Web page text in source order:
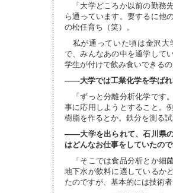
「大学どころか以前の勤務
ら通っています。要するに他
の松任育ち（笑）。
私が通っていた頃は金沢大
で、みんなあの中を通学して
学生が付けで飲み食いできる
――大学では工業化学を学ばれ
「ずっと分離分析化学です
事に応用しようとすること。
樹脂を作るとか。鉄分を測る
――大学を出られて、石川県
はどんなお仕事をしていたの
「そこでは食品分析とか細
地下水が飲料に適しているか
たのですが、基本的には技術